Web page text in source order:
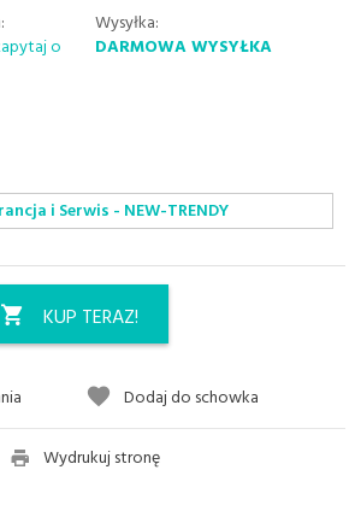
o
Wysyłka:
DARMOWA WYSYŁKA
i Serwis - NEW-TRENDY
KUP TERAZ!
Dodaj do schowka
Wydrukuj stronę